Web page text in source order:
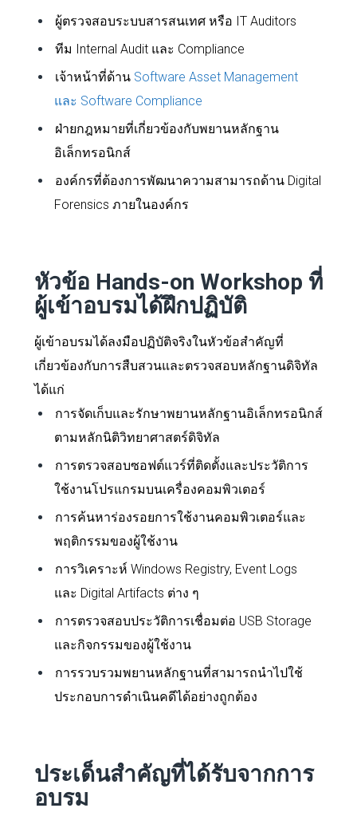
ผู้ตรวจสอบระบบสารสนเทศ หรือ IT Auditors
ทีม Internal Audit และ Compliance
เจ้าหน้าที่ด้าน Software Asset Management
และ Software Compliance
ฝ่ายกฎหมายที่เกี่ยวข้องกับพยานหลักฐาน
อิเล็กทรอนิกส์
องค์กรที่ต้องการพัฒนาความสามารถด้าน Digital
Forensics ภายในองค์กร
หัวข้อ Hands-on Workshop ที่
ผู้เข้าอบรมได้ฝึกปฏิบัติ
ผู้เข้าอบรมได้ลงมือปฏิบัติจริงในหัวข้อสำคัญที่
เกี่ยวข้องกับการสืบสวนและตรวจสอบหลักฐานดิจิทัล
ได้แก่
การจัดเก็บและรักษาพยานหลักฐานอิเล็กทรอนิกส์
ตามหลักนิติวิทยาศาสตร์ดิจิทัล
การตรวจสอบซอฟต์แวร์ที่ติดตั้งและประวัติการ
ใช้งานโปรแกรมบนเครื่องคอมพิวเตอร์
การค้นหาร่องรอยการใช้งานคอมพิวเตอร์และ
พฤติกรรมของผู้ใช้งาน
การวิเคราะห์ Windows Registry, Event Logs
และ Digital Artifacts ต่าง ๆ
การตรวจสอบประวัติการเชื่อมต่อ USB Storage
และกิจกรรมของผู้ใช้งาน
การรวบรวมพยานหลักฐานที่สามารถนำไปใช้
ประกอบการดำเนินคดีได้อย่างถูกต้อง
ประเด็นสำคัญที่ได้รับจากการ
อบรม